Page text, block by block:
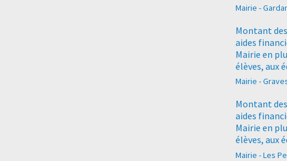
Mairie -
Montant
aides
Mairie en
élèves, aux
Mairie -
Montant
aides
Mairie en
élèves, aux
Mairie - Les